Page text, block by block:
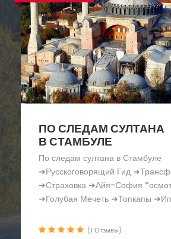
КРУИЗ ПО БОСФОРУ В
СТАМБУЛЕ —
ПАНОРАМА БОСФОРА
Круиз по Босфору в Стамбуле -
Босфора ➜Русскоговорящий Гид
➜Страховка ➜Крепость Румели